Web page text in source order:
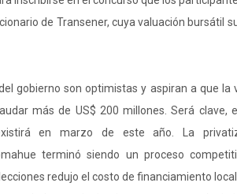
de Transener, cuya valuación bursátil
gobierno son optimistas y aspiran a que la
más de US$ 200 millones. Será clave,
en marzo de este año. La
terminó siendo un proceso
redujo el costo de financiamiento